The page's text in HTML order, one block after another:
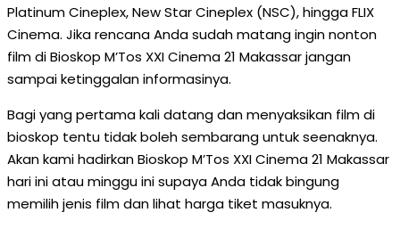
Platinum Cineplex, New Star Cineplex (NSC), hingga FLIX
Cinema. Jika rencana Anda sudah matang ingin nonton
film di Bioskop M’Tos XXI Cinema 21 Makassar jangan
sampai ketinggalan informasinya.
Bagi yang pertama kali datang dan menyaksikan film di
bioskop tentu tidak boleh sembarang untuk seenaknya.
Akan kami hadirkan Bioskop M’Tos XXI Cinema 21 Makassar
hari ini atau minggu ini supaya Anda tidak bingung
memilih jenis film dan lihat harga tiket masuknya.